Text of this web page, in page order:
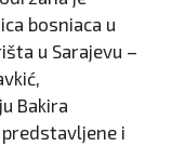
bosniaca u
u Sarajevu –
Bakira
i